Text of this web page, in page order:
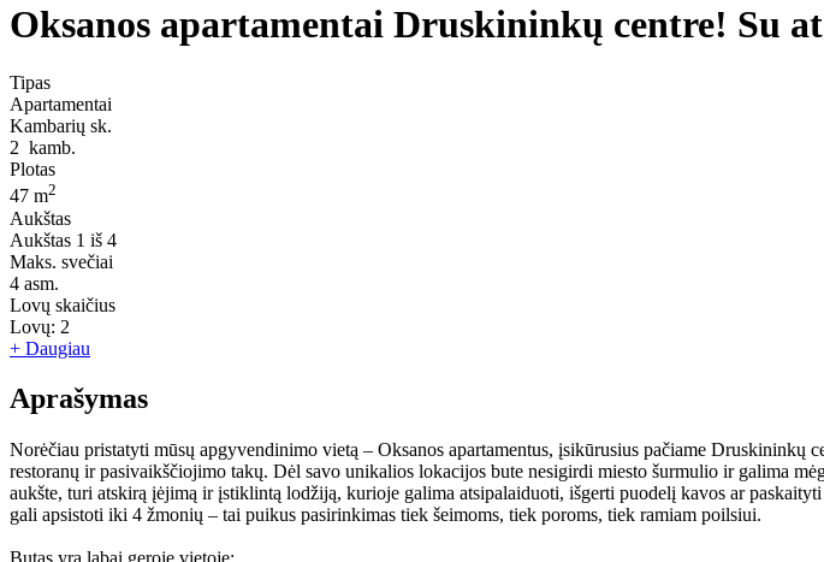
Oksanos apartamentai Druskininkų centre! Su
Tipas
Apartamentai
Kambarių sk.
2 kamb.
Plotas
47 m2
Aukštas
Aukštas 1 iš 4
Maks. svečiai
4 asm.
Lovų skaičius
Lovų: 2
+ Daugiau
Aprašymas
Norėčiau pristatyti mūsų apgyvendinimo vietą – Oksanos apartamentus, įsikūrusius pačiame
restoranų ir pasivaikščiojimo takų. Dėl savo unikalios lokacijos bute nesigirdi miesto šurmulio ir galima
aukšte, turi atskirą įėjimą ir įstiklintą lodžiją, kurioje galima atsipalaiduoti, išgerti puodelį kavos ar
gali apsistoti iki 4 žmonių – tai puikus pasirinkimas tiek šeimoms, tiek poroms, tiek ramiam poilsiui.